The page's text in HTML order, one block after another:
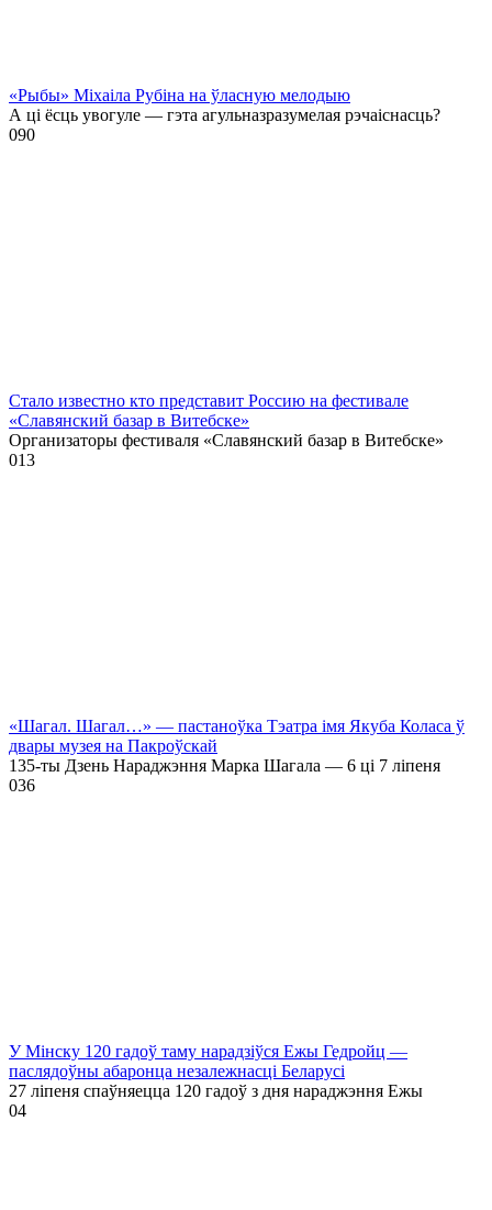
«Рыбы» Міхаіла Рубіна на ўласную мелодыю
А ці ёсць увогуле — гэта агульназразумелая рэчаіснасць?
090
Стало известно кто представит Россию на фестивале
«Славянский базар в Витебске»
Организаторы фестиваля «Славянский базар в Витебске»
013
«Шагал. Шагал…» — пастаноўка Тэатра імя Якуба Коласа ў
двары музея на Пакроўскай
135-ты Дзень Нараджэння Марка Шагала — 6 ці 7 ліпеня
036
У Мінску 120 гадоў таму нарадзіўся Ежы Гедройц —
паслядоўны абаронца незалежнасці Беларусі
27 ліпеня спаўняецца 120 гадоў з дня нараджэння Ежы
04